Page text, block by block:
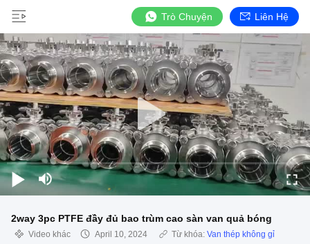
Trò Chuyện Liên Hệ
2way 3pc PTFE đầy đủ bao trùm cao sàn van quả bóng
Video khác April 10, 2024 Từ khóa: Van thép không gỉ